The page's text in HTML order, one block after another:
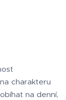
charakteru
na denní,